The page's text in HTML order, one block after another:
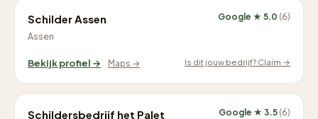
Schilder Assen
Assen
Google ★ 5.0 (6)
Bekijk profiel → Maps → Is dit jouw bedrijf? Claim →
Schildersbedrijf het Palet Google ★ 3.5 (6)